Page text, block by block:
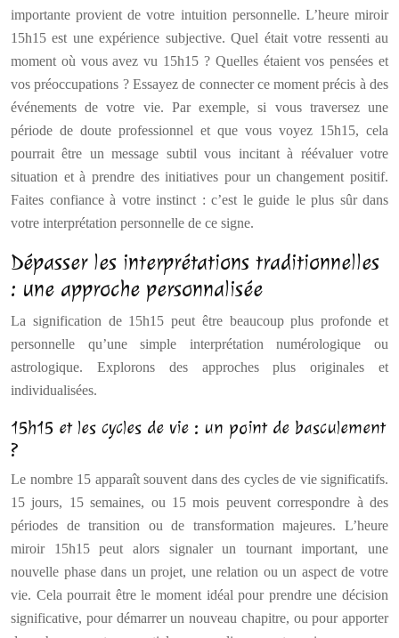
importante provient de votre intuition personnelle. L’heure miroir
15h15 est une expérience subjective. Quel était votre ressenti au
moment où vous avez vu 15h15 ? Quelles étaient vos pensées et
vos préoccupations ? Essayez de connecter ce moment précis à des
événements de votre vie. Par exemple, si vous traversez une
période de doute professionnel et que vous voyez 15h15, cela
pourrait être un message subtil vous incitant à réévaluer votre
situation et à prendre des initiatives pour un changement positif.
Faites confiance à votre instinct : c’est le guide le plus sûr dans
votre interprétation personnelle de ce signe.
Dépasser les interprétations traditionnelles
: une approche personnalisée
La signification de 15h15 peut être beaucoup plus profonde et
personnelle qu’une simple interprétation numérologique ou
astrologique. Explorons des approches plus originales et
individualisées.
15h15 et les cycles de vie : un point de basculement
?
Le nombre 15 apparaît souvent dans des cycles de vie significatifs.
15 jours, 15 semaines, ou 15 mois peuvent correspondre à des
périodes de transition ou de transformation majeures. L’heure
miroir 15h15 peut alors signaler un tournant important, une
nouvelle phase dans un projet, une relation ou un aspect de votre
vie. Cela pourrait être le moment idéal pour prendre une décision
significative, pour démarrer un nouveau chapitre, ou pour apporter